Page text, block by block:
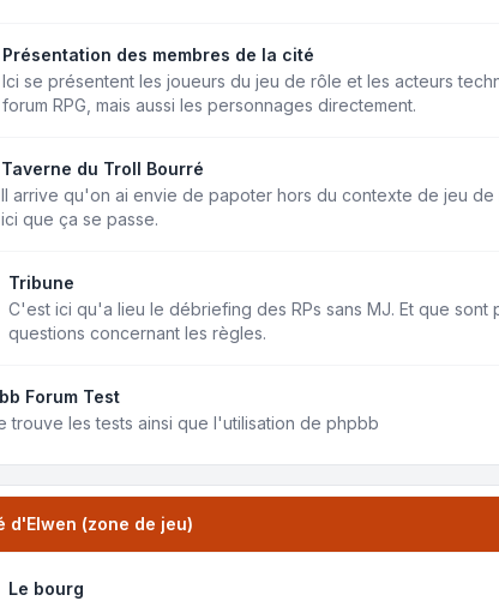
Présentation des membres de la cité
Ici se présentent les joueurs du jeu de rôle et les acteurs
forum RPG, mais aussi les personnages directement.
Taverne du Troll Bourré
Il arrive qu'on ai envie de papoter hors du contexte de jeu
ici que ça se passe.
Tribune
C'est ici qu'a lieu le débriefing des RPs sans MJ. Et que sont
questions concernant les règles.
Forum Test
trouve les tests ainsi que l'utilisation de phpbb
d'Elwen (zone de jeu)
Le bourg